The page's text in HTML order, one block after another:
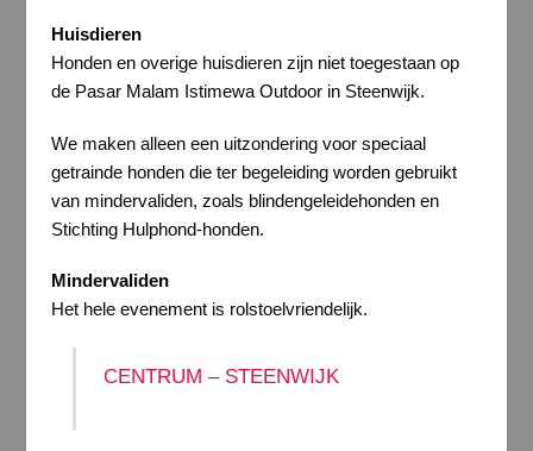
Huisdieren
Honden en overige huisdieren zijn niet toegestaan op
de Pasar Malam Istimewa Outdoor in Steenwijk.
We maken alleen een uitzondering voor speciaal
getrainde honden die ter begeleiding worden gebruikt
van mindervaliden, zoals blindengeleidehonden en
Stichting Hulphond-honden.
Mindervaliden
Het hele evenement is rolstoelvriendelijk.
CENTRUM – STEENWIJK